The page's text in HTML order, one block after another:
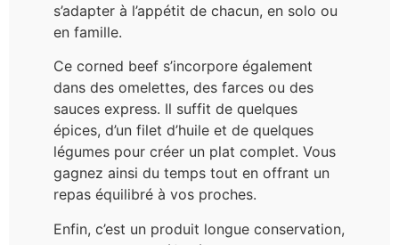
s’adapter à l’appétit de chacun, en solo ou
en famille.
Ce corned beef s’incorpore également
dans des omelettes, des farces ou des
sauces express. Il suffit de quelques
épices, d’un filet d’huile et de quelques
légumes pour créer un plat complet. Vous
gagnez ainsi du temps tout en offrant un
repas équilibré à vos proches.
Enfin, c’est un produit longue conservation,